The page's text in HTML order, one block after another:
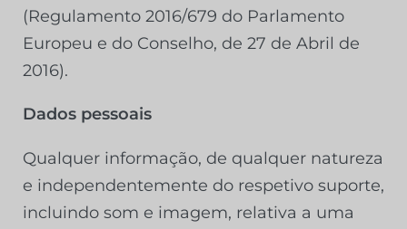
(Regulamento 2016/679 do Parlamento
Europeu e do Conselho, de 27 de Abril de
2016).
Dados pessoais
Qualquer informação, de qualquer natureza
e independentemente do respetivo suporte,
incluindo som e imagem, relativa a uma